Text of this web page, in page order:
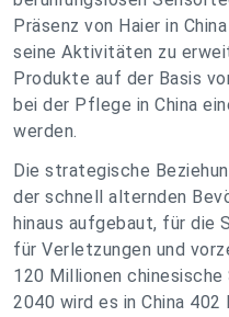
Präsenz von Haier in
seine Aktivitäten zu
Produkte auf der Basis
bei der Pflege in China
werden.
Die strategische
der schnell alternden
hinaus aufgebaut, für die
für Verletzungen und
120 Millionen chinesische
2040 wird es in China